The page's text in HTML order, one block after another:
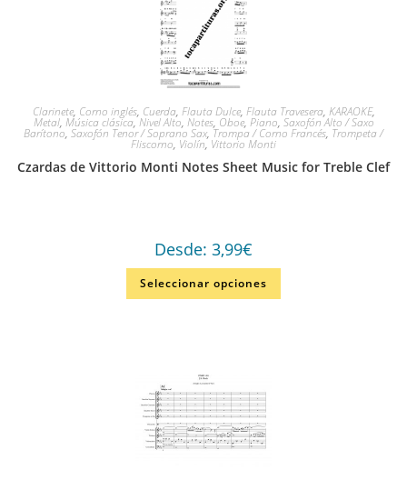
Clarinete, Corno inglés, Cuerda, Flauta Dulce, Flauta Travesera, KARAOKE,
Metal, Música clásica,Nivel Alto, Notes, Oboe, Piano, Saxofón Alto / Saxo
Barítono, Saxofón Tenor / Soprano Sax, Trompa / Corno Francés, Trompeta /
Fliscorno, Violín, Vittorio Monti
Czardas de Vittorio Monti Notes Sheet Music for Treble Clef
Desde: 3,99€
Seleccionar opciones